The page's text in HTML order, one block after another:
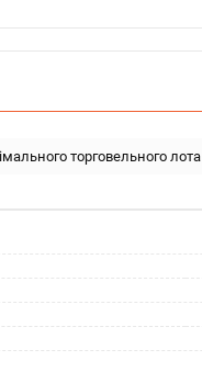
торговельного лота